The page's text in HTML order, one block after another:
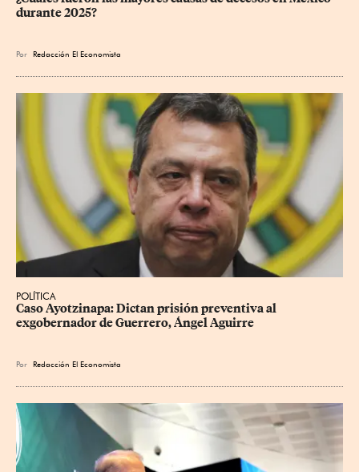
durante 2025?
Por Redacción El Economista
POLÍTICA
Caso Ayotzinapa: Dictan prisión preventiva al
exgobernador de Guerrero, Ángel Aguirre
Por Redacción El Economista